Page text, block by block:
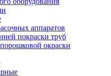
аппаратов
покраски труб
окраски